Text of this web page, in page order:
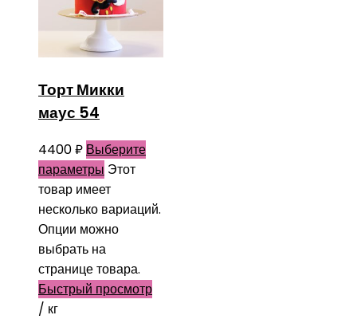
Торт Микки
маус 54
4400₽ Выберите
параметры Этот
товар имеет
несколько вариаций.
Опции можно
выбрать на
странице товара.
Быстрый просмотр
/ кг